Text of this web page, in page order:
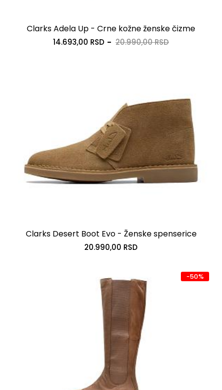
Clarks Adela Up - Crne kožne ženske čizme
14.693,00 RSD 20.990,00 RSD
Clarks Desert Boot Evo - Ženske spenserice
20.990,00 RSD
-50%